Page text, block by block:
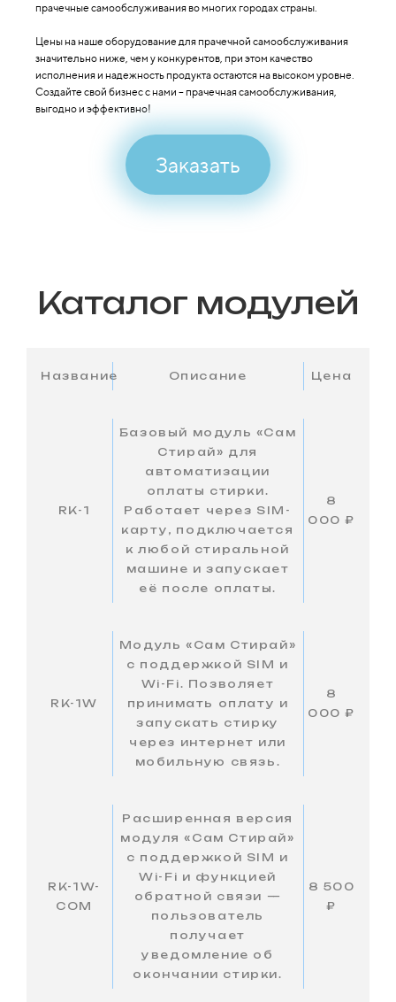
прачечные самообслуживания во многих городах страны.
Цены на наше оборудование для прачечной самообслуживания
значительно ниже, чем у конкурентов, при этом качество
исполнения и надежность продукта остаются на высоком уровне.
Создайте свой бизнес с нами – прачечная самообслуживания,
выгодно и эффективно!
Заказать
Каталог модулей
Название Описание Цена
RK-1
Базовый модуль «Сам
Стирай» для
автоматизации
оплаты стирки.
Работает через SIM-
карту, подключается
к любой стиральной
машине и запускает
её после оплаты.
8
000 ₽
RK-1W
Модуль «Сам Стирай»
с поддержкой SIM и
Wi-Fi. Позволяет
принимать оплату и
запускать стирку
через интернет или
мобильную связь.
8
000 ₽
RK-1W-
COM
Расширенная версия
модуля «Сам Стирай»
с поддержкой SIM и
Wi-Fi и функцией
обратной связи —
пользователь
получает
уведомление об
окончании стирки.
8 500
₽